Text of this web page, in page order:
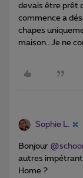
devais être prêt
commence a
chapes
maison.. Je ne
Sophie L.
Bonjour
autres
Home ?